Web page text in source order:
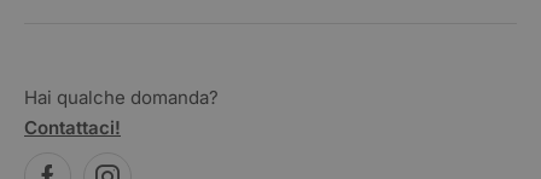
Hai qualche domanda?
Contattaci!